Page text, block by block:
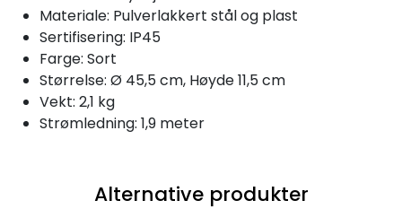
Materiale: Pulverlakkert stål og plast
Sertifisering: IP45
Farge: Sort
Størrelse: Ø 45,5 cm, Høyde 11,5 cm
Vekt: 2,1 kg
Strømledning: 1,9 meter
Alternative produkter